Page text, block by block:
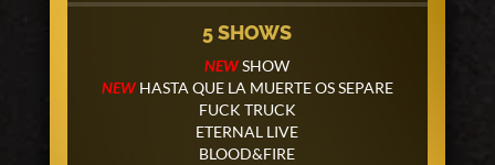
5 SHOWS
NEW SHOW
NEW HASTA QUE LA MUERTE OS SEPARE
FUCK TRUCK
ETERNAL LIVE
BLOOD&FIRE